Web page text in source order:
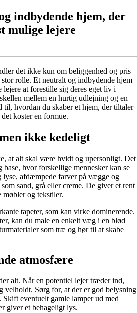
indbydende hjem, der
mulige lejere
det ikke kun om beliggenhed og pris –
rolle. Et neutralt og indbydende hjem
lejere at forestille sig deres eget liv i
mellem en hurtig udlejning og en
til, hvordan du skaber et hjem, der tiltaler
koster en formue.
ikke kedeligt
at alt skal være hvidt og upersonligt. Det
base, hvor forskellige mennesker kan se
afdæmpede farver på vægge og
sand, grå eller creme. De giver et rent
møbler og tekstiler.
tapeter, som kan virke dominerende.
kan du male en enkelt væg i en blød
som træ og hør til at skabe
atmosfære
alt. Når en potentiel lejer træder ind,
velholdt. Sørg for, at der er god belysning
eventuelt gamle lamper ud med
giver et behageligt lys.